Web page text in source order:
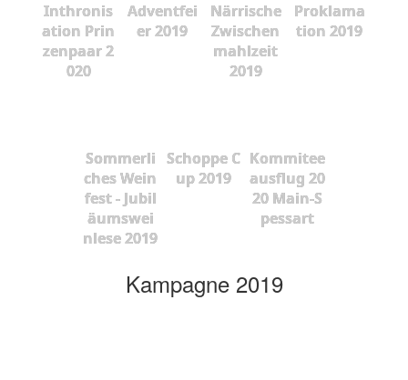
Inthronis
ation Prin
zenpaar 2
020
Adventfei
er 2019
Närrische
Zwischen
mahlzeit
2019
Proklama
tion 2019
Sommerli
ches Wein
fest - Jubil
äumswei
nlese 2019
Schoppe C
up 2019
Kommitee
ausflug 20
20 Main-S
pessart
Kampagne 2019